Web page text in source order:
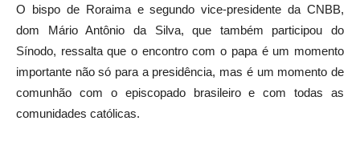
O bispo de Roraima e segundo vice-presidente da CNBB,
dom Mário Antônio da Silva, que também participou do
Sínodo, ressalta que o encontro com o papa é um momento
importante não só para a presidência, mas é um momento de
comunhão com o episcopado brasileiro e com todas as
comunidades católicas.